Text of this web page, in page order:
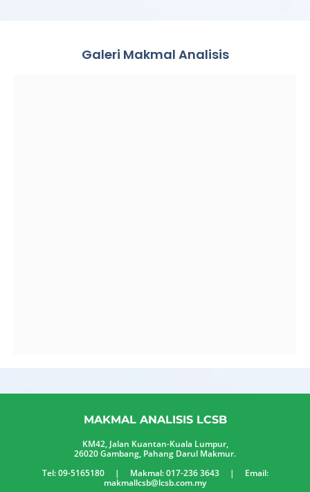
Galeri Makmal Analisis
MAKMAL ANALISIS LCSB
KM42, Jalan Kuantan-Kuala Lumpur,
26020 Gambang, Pahang Darul Makmur.
Tel: 09-5165180 | Makmal: 017-236 3643 | Email:
makmallcsb@lcsb.com.my